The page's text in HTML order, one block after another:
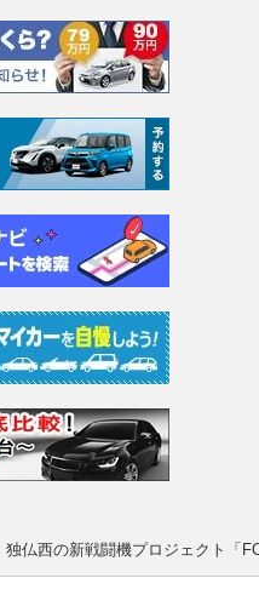
独仏西の新戦闘機プロジェクト「